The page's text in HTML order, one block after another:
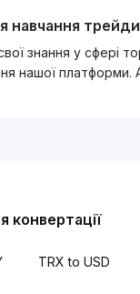
навчання
знання у сфері
нашої
конвертації
TRX to USD